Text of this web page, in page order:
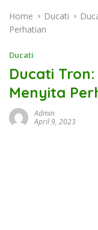
Home Ducati
Perhatian
Ducati
Ducati
Menyita
Admin
April 9, 2023